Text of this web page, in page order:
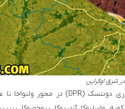
شرق اوکراین